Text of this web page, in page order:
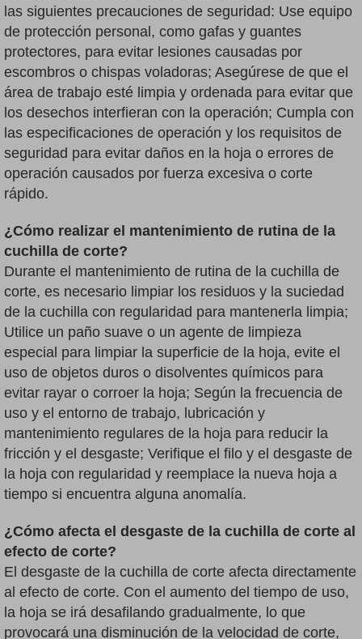
las siguientes precauciones de seguridad: Use equipo
de protección personal, como gafas y guantes
protectores, para evitar lesiones causadas por
escombros o chispas voladoras; Asegúrese de que el
área de trabajo esté limpia y ordenada para evitar que
los desechos interfieran con la operación; Cumpla con
las especificaciones de operación y los requisitos de
seguridad para evitar daños en la hoja o errores de
operación causados por fuerza excesiva o corte
rápido.
¿Cómo realizar el mantenimiento de rutina de la
cuchilla de corte?
Durante el mantenimiento de rutina de la cuchilla de
corte, es necesario limpiar los residuos y la suciedad
de la cuchilla con regularidad para mantenerla limpia;
Utilice un paño suave o un agente de limpieza
especial para limpiar la superficie de la hoja, evite el
uso de objetos duros o disolventes químicos para
evitar rayar o corroer la hoja; Según la frecuencia de
uso y el entorno de trabajo, lubricación y
mantenimiento regulares de la hoja para reducir la
fricción y el desgaste; Verifique el filo y el desgaste de
la hoja con regularidad y reemplace la nueva hoja a
tiempo si encuentra alguna anomalía.
¿Cómo afecta el desgaste de la cuchilla de corte al
efecto de corte?
El desgaste de la cuchilla de corte afecta directamente
al efecto de corte. Con el aumento del tiempo de uso,
la hoja se irá desafilando gradualmente, lo que
provocará una disminución de la velocidad de corte,